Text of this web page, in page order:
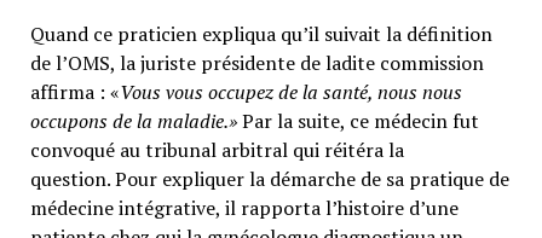
Quand ce praticien expliqua qu’il suivait la définition
de l’OMS, la juriste présidente de ladite commission
affirma : «Vous vous occupez de la santé, nous nous
occupons de la maladie.»Par la suite, ce médecin fut
convoqué au tribunal arbitral qui réitéra la
question. Pour expliquer la démarche de sa pratique de
médecine intégrative, il rapporta l’histoire d’une